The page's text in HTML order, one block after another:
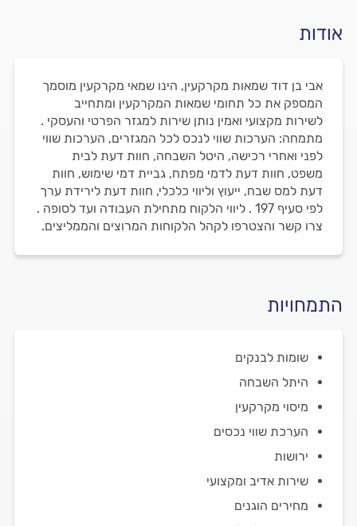
אודות
אבי בן דוד שמאות מקרקעין, הינו שמאי מקרקעין מוסמך
המספק את כל תחומי שמאות המקרקעין ומתחייב
לשירות מקצועי ואמין נותן שירות למגזר הפרטי והעסקי .
מתמחה: הערכות שווי לנכס לכל המגזרים, הערכות שווי
לפני ואחרי רכישה, היטל השבחה, חוות דעת לבית
משפט, חוות דעת לדמי מפתח, גביית דמי שימוש, חוות
דעת למס שבח, ייעוץ וליווי כלכלי, חוות דעת לירידת ערך
לפי סעיף 197 . ליווי הלקוח מתחילת העבודה ועד לסופה .
צרו קשר והצטרפו לקהל הלקוחות המרוצים והממליצים.
התמחויות
שומות לבנקים
היתל השבחה
מיסוי מקרקעין
הערכת שווי נכסים
ירושות
שירות אדיב ומקצועי
מחירים הוגנים